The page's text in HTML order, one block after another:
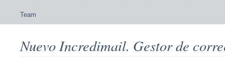
Team
Nuevo Incredimail. Gestor de